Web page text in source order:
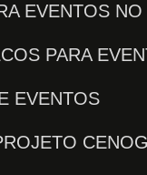
EVENTOS
PARA
EVENTOS
PROJETO